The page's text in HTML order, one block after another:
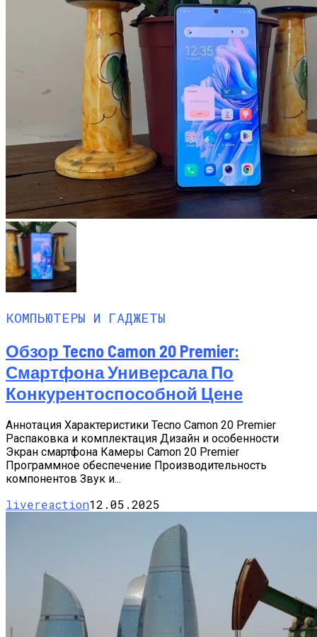
КОМПЬЮТЕРЫ И ГАДЖЕТЫ
Обзор Tecno Camon 20 Premier:
Смартфона Универсала По
Конкурентоспособной Цене
Аннотация Характеристики Tecno Camon 20 Premier
Распаковка и комплектация Дизайн и особенности
Экран смартфона Камеры Camon 20 Premier
Программное обеспечение Производительность
компонентов Звук и...
livereaction12.05.2025